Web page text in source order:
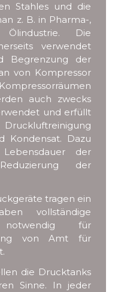
Stahles und die
z. B. in Pharma-,
Die
verwendet
Begrenzung der
von Kompressor
auch zwecks
und erfüllt
Kondensat. Dazu
der
der
tragen ein
vollständige
für
von Amt für
die Drucktanks
Sinne. In jeder